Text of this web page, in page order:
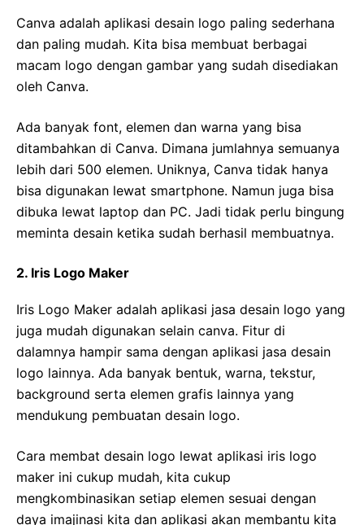
Canva adalah aplikasi desain logo paling sederhana
dan paling mudah. Kita bisa membuat berbagai
macam logo dengan gambar yang sudah disediakan
oleh Canva.
Ada banyak font, elemen dan warna yang bisa
ditambahkan di Canva. Dimana jumlahnya semuanya
lebih dari 500 elemen. Uniknya, Canva tidak hanya
bisa digunakan lewat smartphone. Namun juga bisa
dibuka lewat laptop dan PC. Jadi tidak perlu bingung
meminta desain ketika sudah berhasil membuatnya.
2. Iris Logo Maker
Iris Logo Maker adalah aplikasi jasa desain logo yang
juga mudah digunakan selain canva. Fitur di
dalamnya hampir sama dengan aplikasi jasa desain
logo lainnya. Ada banyak bentuk, warna, tekstur,
background serta elemen grafis lainnya yang
mendukung pembuatan desain logo.
Cara membat desain logo lewat aplikasi iris logo
maker ini cukup mudah, kita cukup
mengkombinasikan setiap elemen sesuai dengan
daya imajinasi kita dan aplikasi akan membantu kita